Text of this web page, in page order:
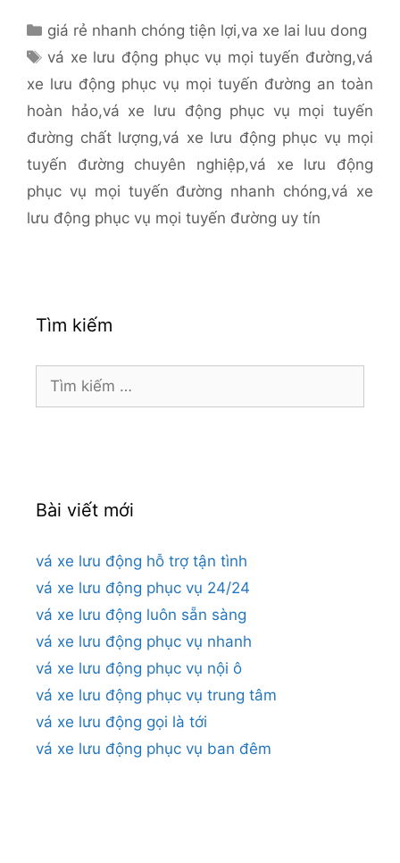
Danh
mục
giá rẻ nhanh chóng tiện lợi,va xe lai luu dong
Thẻ
vá xe lưu động phục vụ mọi tuyến đường,vá
xe lưu động phục vụ mọi tuyến đường an toàn
hoàn hảo,vá xe lưu động phục vụ mọi tuyến
đường chất lượng,vá xe lưu động phục vụ mọi
tuyến đường chuyên nghiệp,vá xe lưu động
phục vụ mọi tuyến đường nhanh chóng,vá xe
lưu động phục vụ mọi tuyến đường uy tín
Tìm kiếm
Tìm
kiếm
Bài viết mới
vá xe lưu động hỗ trợ tận tình
vá xe lưu động phục vụ 24/24
vá xe lưu động luôn sẵn sàng
vá xe lưu động phục vụ nhanh
vá xe lưu động phục vụ nội ô
vá xe lưu động phục vụ trung tâm
vá xe lưu động gọi là tới
vá xe lưu động phục vụ ban đêm